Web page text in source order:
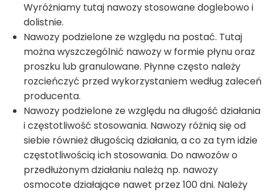
Wyróżniamy tutaj nawozy stosowane doglebowo i
dolistnie.
Nawozy podzielone ze względu na postać. Tutaj
można wyszczególnić nawozy w formie płynu oraz
proszku lub granulowane. Płynne często należy
rozcieńczyć przed wykorzystaniem według zaleceń
producenta.
Nawozy podzielone ze względu na długość działania
i częstotliwość stosowania. Nawozy różnią się od
siebie również długością działania, a co za tym idzie
częstotliwością ich stosowania. Do nawozów o
przedłużonym działaniu należą np. nawozy
osmocote działające nawet przez 100 dni. Należy